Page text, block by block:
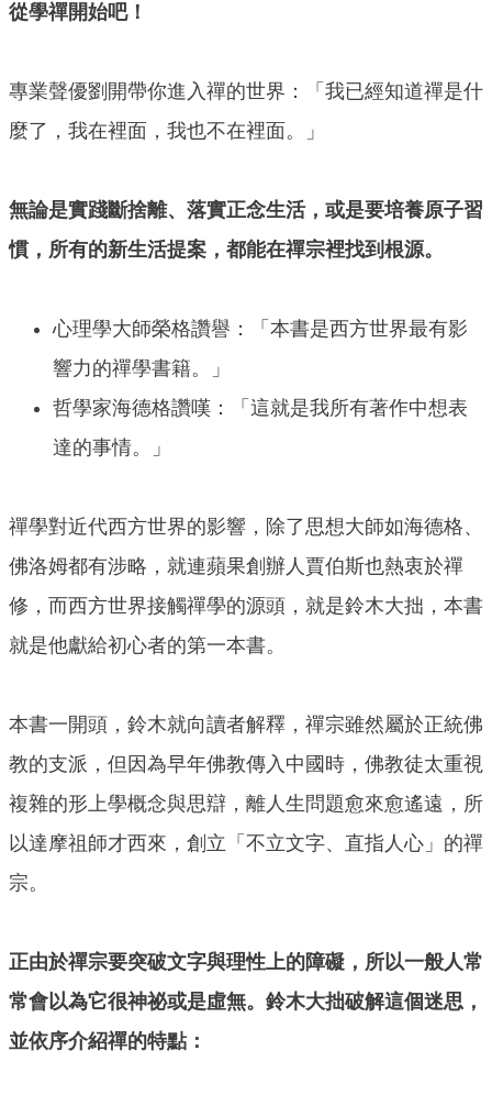
從學禪開始吧！
專業聲優劉開帶你進入禪的世界：「我已經知道禪是什
麼了，我在裡面，我也不在裡面。」
無論是實踐斷捨離、落實正念生活，或是要培養原子習
慣，所有的新生活提案，都能在禪宗裡找到根源。
心理學大師榮格讚譽：「本書是西方世界最有影
響力的禪學書籍。」
哲學家海德格讚嘆：「這就是我所有著作中想表
達的事情。」
禪學對近代西方世界的影響，除了思想大師如海德格、
佛洛姆都有涉略，就連蘋果創辦人賈伯斯也熱衷於禪
修，而西方世界接觸禪學的源頭，就是鈴木大拙，本書
就是他獻給初心者的第一本書。
本書一開頭，鈴木就向讀者解釋，禪宗雖然屬於正統佛
教的支派，但因為早年佛教傳入中國時，佛教徒太重視
複雜的形上學概念與思辯，離人生問題愈來愈遙遠，所
以達摩祖師才西來，創立「不立文字、直指人心」的禪
宗。
正由於禪宗要突破文字與理性上的障礙，所以一般人常
常會以為它很神祕或是虛無。鈴木大拙破解這個迷思，
並依序介紹禪的特點：